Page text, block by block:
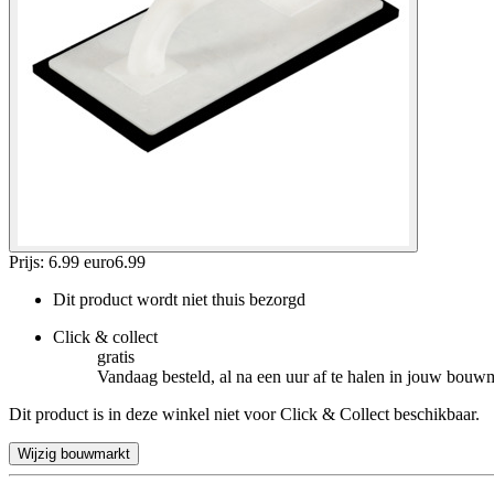
Prijs: 6.99 euro6.99
Dit product wordt niet thuis bezorgd
Click & collect
gratis
Vandaag besteld, al na een uur af te halen in jouw
Dit product is in deze winkel niet voor Click & Collect beschikbaar.
Wijzig bouwmarkt